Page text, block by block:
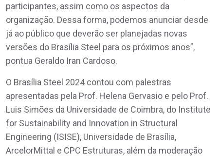
participantes, assim como os aspectos da
organização. Dessa forma, podemos anunciar desde
já ao público que deverão ser planejadas novas
versões do Brasília Steel para os próximos anos”,
pontua Geraldo Iran Cardoso.
O Brasília Steel 2024 contou com palestras
apresentadas pela Prof. Helena Gervasio e pelo Prof.
Luis Simões da Universidade de Coimbra, do Institute
for Sustainability and Innovation in Structural
Engineering (ISISE), Universidade de Brasília,
ArcelorMittal e CPC Estruturas, além da moderação